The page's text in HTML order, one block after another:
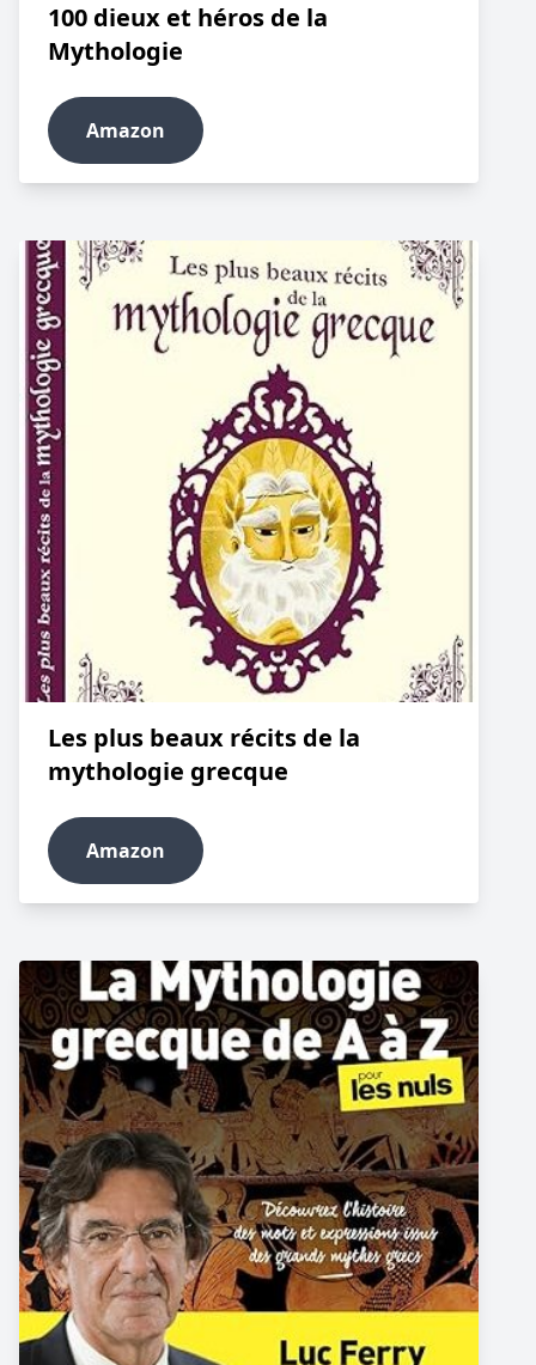
100 dieux et héros de la
Mythologie
Amazon
Les plus beaux récits de la
mythologie grecque
Amazon